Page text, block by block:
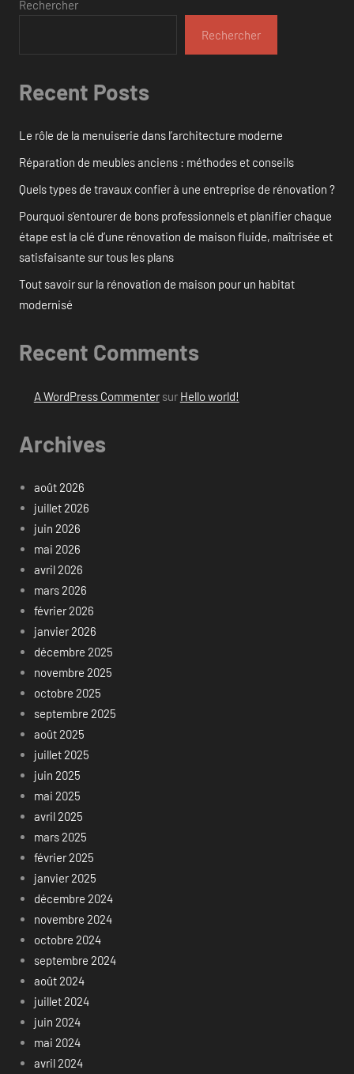
Rechercher
Rechercher
Recent Posts
Le rôle de la menuiserie dans l’architecture moderne
Réparation de meubles anciens : méthodes et conseils
Quels types de travaux confier à une entreprise de rénovation ?
Pourquoi s’entourer de bons professionnels et planifier chaque
étape est la clé d’une rénovation de maison fluide, maîtrisée et
satisfaisante sur tous les plans
Tout savoir sur la rénovation de maison pour un habitat
modernisé
Recent Comments
A WordPress Commentersur Hello world!
Archives
août 2026
juillet 2026
juin 2026
mai 2026
avril 2026
mars 2026
février 2026
janvier 2026
décembre 2025
novembre 2025
octobre 2025
septembre 2025
août 2025
juillet 2025
juin 2025
mai 2025
avril 2025
mars 2025
février 2025
janvier 2025
décembre 2024
novembre 2024
octobre 2024
septembre 2024
août 2024
juillet 2024
juin 2024
mai 2024
avril 2024